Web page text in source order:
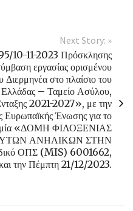
Next Story: »
10-11-2023 Πρόσκλησης
εργασίας ορισμένου
στο πλαίσιο του
– Ταμείο Ασύλου,
2021-2027», με την
Ευρωπαϊκής Ένωσης για το
«ΔΟΜΗ ΦΙΛΟΞΕΝΙΑΣ
ΑΝΗΛΙΚΩΝ ΣΤΗΝ
ΟΠΣ (MIS) 6001662,
την Πέμπτη 21/12/2023.